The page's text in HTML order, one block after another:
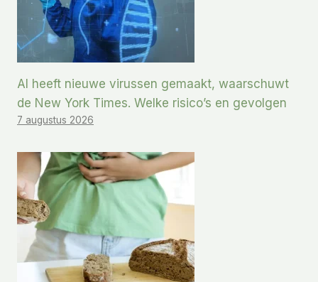
AI heeft nieuwe virussen gemaakt, waarschuwt
de New York Times. Welke risico’s en gevolgen
7 augustus 2026